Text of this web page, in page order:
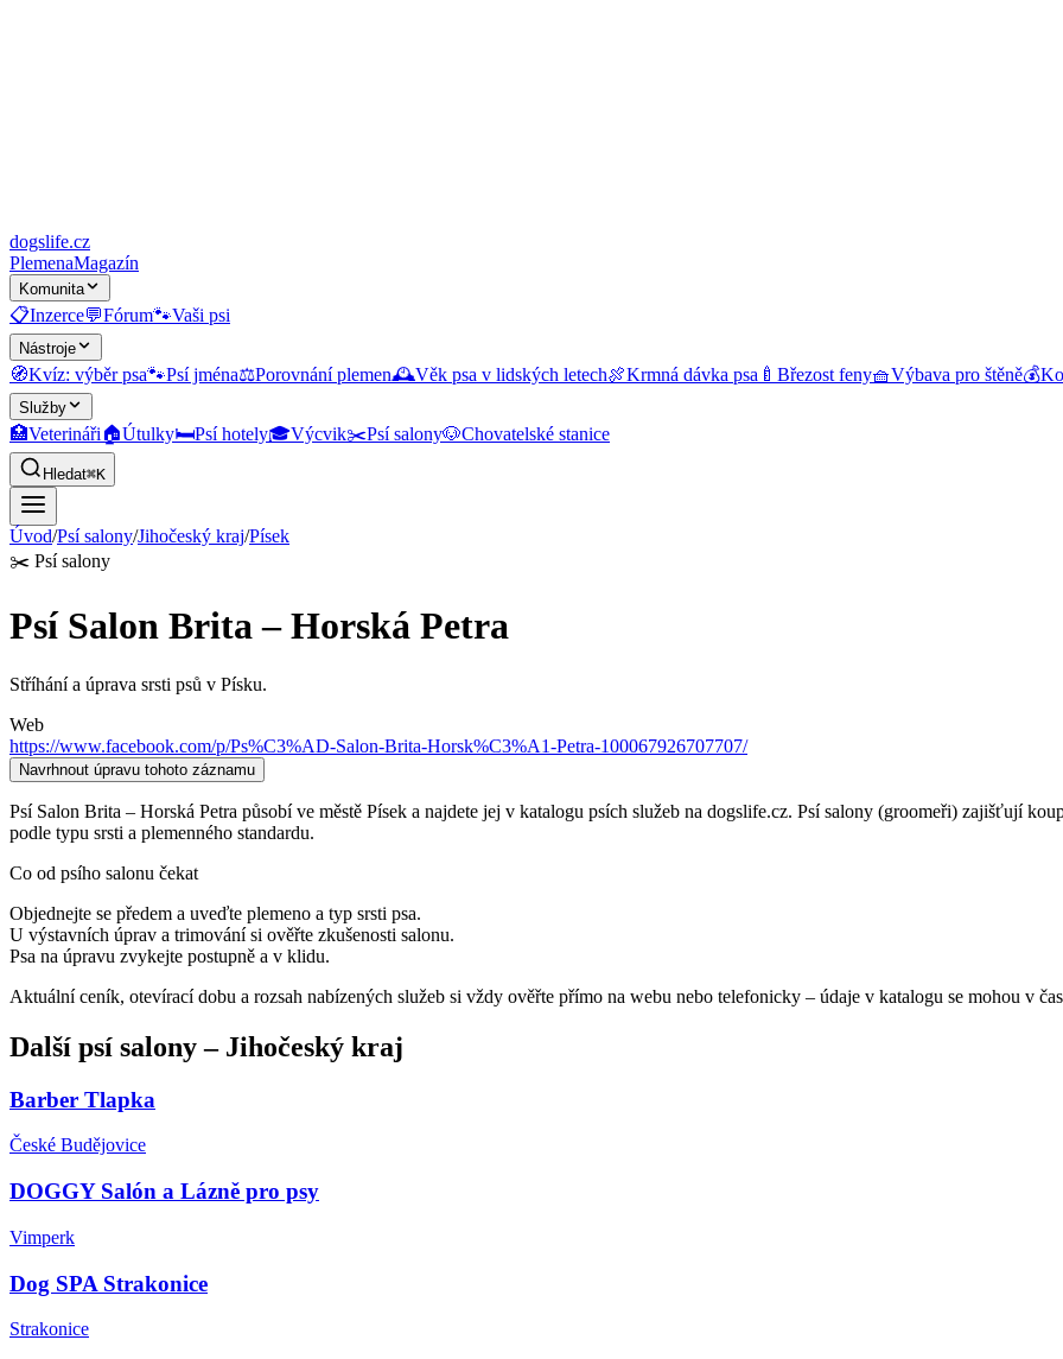
dogslife.cz
PlemenaMagazín
Komunita
📋Inzerce💬Fórum🐾Vaši psi
Nástroje
🧭Kvíz: výběr psa🐾Psí jména⚖️Porovnání plemen🕰️Věk psa v lidských letech🍖Krmná dávka psa 🍼 Březost feny🧺Výbava pro štěně💰
Služby
🏥Veterináři🏠Útulky🛏️Psí hotely🎓Výcvik✂️Psí salony🐶Chovatelské stanice
Hledat⌘K
Úvod/Psí salony/Jihočeský kraj/Písek
✂️ Psí salony
Psí Salon Brita – Horská Petra
Stříhání a úprava srsti psů v Písku.
Web
https://www.facebook.com/p/Ps%C3%AD-Salon-Brita-Horsk%C3%A1-Petra-100067926707707/
Navrhnout úpravu tohoto záznamu
Psí Salon Brita – Horská Petra působí ve městě Písek a najdete jej v katalogu psích služeb na dogslife.cz. Psí salony (groomeři) zajišťují
podle typu srsti a plemenného standardu.
Co od psího salonu čekat
Objednejte se předem a uveďte plemeno a typ srsti psa.
U výstavních úprav a trimování si ověřte zkušenosti salonu.
Psa na úpravu zvykejte postupně a v klidu.
Aktuální ceník, otevírací dobu a rozsah nabízených služeb si vždy ověřte přímo na webu nebo telefonicky – údaje v katalogu se mohou v
Další psí salony– Jihočeský kraj
Barber Tlapka
České Budějovice
DOGGY Salón a Lázně pro psy
Vimperk
Dog SPA Strakonice
Strakonice